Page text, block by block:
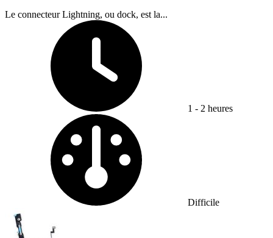
Le connecteur Lightning, ou dock, est la...
1 - 2 heures
Difficile